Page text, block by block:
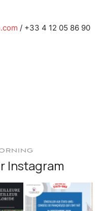
/ +33 4 12 05 86 90
Instagram